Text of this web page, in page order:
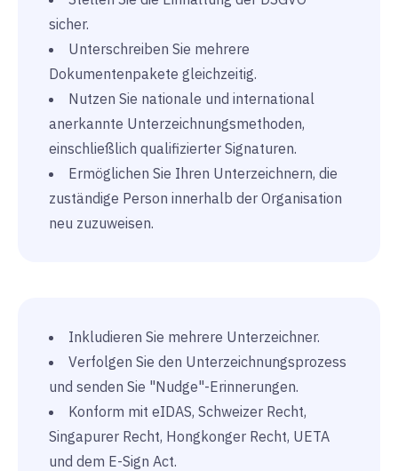
sicher.
Unterschreiben Sie mehrere
Dokumentenpakete gleichzeitig.
Nutzen Sie nationale und international
anerkannte Unterzeichnungsmethoden,
einschließlich qualifizierter Signaturen.
Ermöglichen Sie Ihren Unterzeichnern, die
zuständige Person innerhalb der Organisation
neu zuzuweisen.
Inkludieren Sie mehrere Unterzeichner.
Verfolgen Sie den Unterzeichnungsprozess
und senden Sie "Nudge"-Erinnerungen.
Konform mit eIDAS, Schweizer Recht,
Singapurer Recht, Hongkonger Recht, UETA
und dem E-Sign Act.